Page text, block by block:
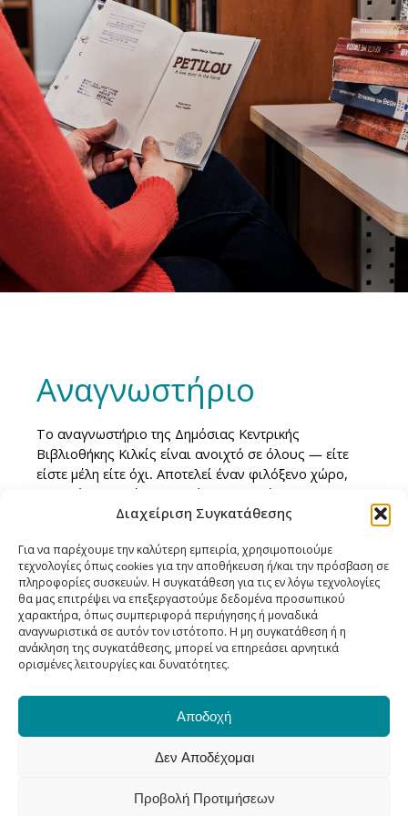
Διαχείριση Συγκατάθεσης
Για να παρέχουμε την καλύτερη εμπειρία, χρησιμοποιούμε
τεχνολογίες όπως cookies για την αποθήκευση ή/και την πρόσβαση σε
πληροφορίες συσκευών. Η συγκατάθεση για τις εν λόγω τεχνολογίες
θα μας επιτρέψει να επεξεργαστούμε δεδομένα προσωπικού
χαρακτήρα, όπως συμπεριφορά περιήγησης ή μοναδικά
αναγνωριστικά σε αυτόν τον ιστότοπο. Η μη συγκατάθεση ή η
ανάκληση της συγκατάθεσης, μπορεί να επηρεάσει αρνητικά
ορισμένες λειτουργίες και δυνατότητες.
Αποδοχή
Δεν Αποδέχομαι
Προβολή Προτιμήσεων
Αναγνωστήριο
Το αναγνωστήριο της Δημόσιας Κεντρικής
Βιβλιοθήκης Κιλκίς είναι ανοιχτό σε όλους — είτε
είστε μέλη είτε όχι. Αποτελεί έναν φιλόξενο χώρο,
ιδανικό για μελέτη, εργασία και συγκέντρωση.
Για τη διατήρηση ενός άνετου και ήρεμου
• το κινητό να βρίσκεται σε αθόρυβη λειτουργία ή να
είναι απενεργοποιημένο
• δεν επιτρέπονται τρόφιμα και ποτά στον χώρο
• δεν επιτρέπονται κατοικίδια
Η σωστή και διακριτική χρήση του αναγνωστηρίου
συμβάλλει στην καλύτερη εμπειρία όλων των
επισκεπτών και δείχνει σεβασμό προς τους
υπόλοιπους χρήστες.
© 2026 Δημόσια Κεντρική Βιβλιοθήκη Κιλκίς